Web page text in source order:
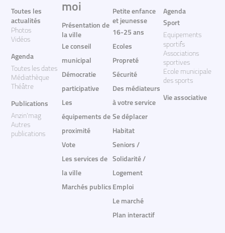
Toutes les
actualités
Photos
Vidéos
Agenda
Toutes les dates
Médiathèque
Théâtre
Publications
Anzin'mag
Autres
publications
moi
Présentation de
la ville
Le conseil
municipal
Démocratie
participative
Les
équipements de
proximité
Vote
Les services de
la ville
Marchés publics
Petite enfance
et jeunesse
16-25 ans
Ecoles
Propreté
Sécurité
Des médiateurs
à votre service
Se déplacer
Habitat
Seniors /
Solidarité /
Logement
Emploi
Le marché
Plan interactif
Agenda
Sport
Equipements
sportifs
Associations
sportives
Ecole municipale
des sports
Vie associative